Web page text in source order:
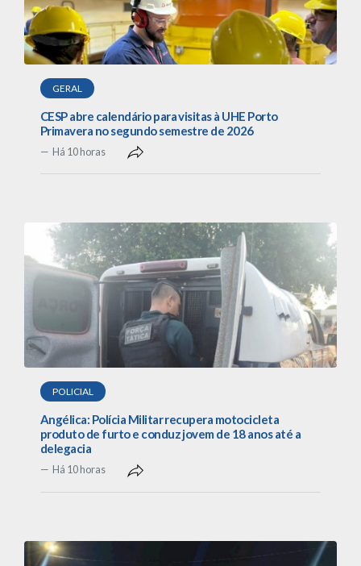
GERAL
CESP abre calendário para visitas à UHE Porto
Primavera no segundo semestre de 2026
Há 10 horas
POLICIAL
Angélica: Polícia Militar recupera motocicleta
produto de furto e conduz jovem de 18 anos até a
delegacia
Há 10 horas